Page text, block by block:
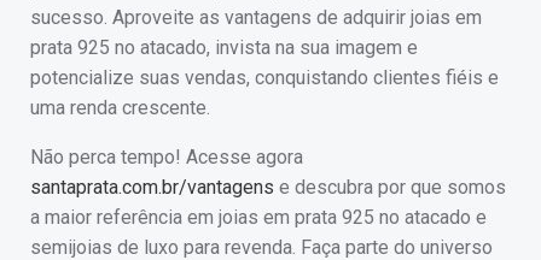
sucesso. Aproveite as vantagens de adquirir joias em
prata 925 no atacado, invista na sua imagem e
potencialize suas vendas, conquistando clientes fiéis e
uma renda crescente.
Não perca tempo! Acesse agora
santaprata.com.br/vantagens e descubra por que somos
a maior referência em joias em prata 925 no atacado e
semijoias de luxo para revenda. Faça parte do universo